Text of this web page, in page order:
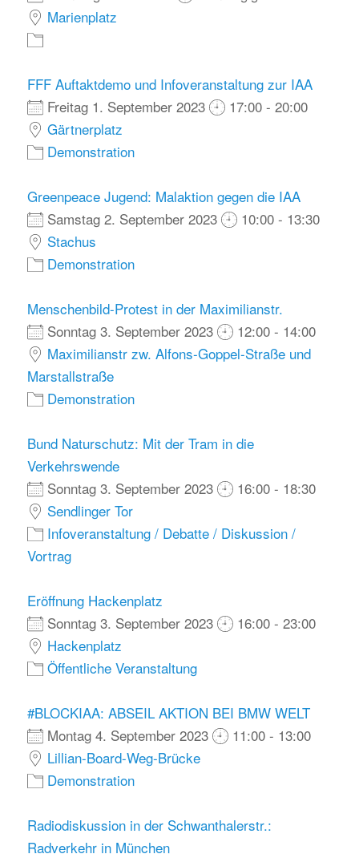
Marienplatz
FFF Auftaktdemo und Infoveranstaltung zur IAA
Freitag 1. September 2023
17:00 - 20:00
Gärtnerplatz
Demonstration
Greenpeace Jugend: Malaktion gegen die IAA
Samstag 2. September 2023
10:00 - 13:30
Stachus
Demonstration
Menschenbild-Protest in der Maximilianstr.
Sonntag 3. September 2023
12:00 - 14:00
Maximilianstr zw. Alfons-Goppel-Straße und
Marstallstraße
Demonstration
Bund Naturschutz: Mit der Tram in die
Verkehrswende
Sonntag 3. September 2023
16:00 - 18:30
Sendlinger Tor
Infoveranstaltung / Debatte / Diskussion /
Vortrag
Eröffnung Hackenplatz
Sonntag 3. September 2023
16:00 - 23:00
Hackenplatz
Öffentliche Veranstaltung
#BLOCKIAA: ABSEIL AKTION BEI BMW WELT
Montag 4. September 2023
11:00 - 13:00
Lillian-Board-Weg-Brücke
Demonstration
Radiodiskussion in der Schwanthalerstr.:
Radverkehr in München